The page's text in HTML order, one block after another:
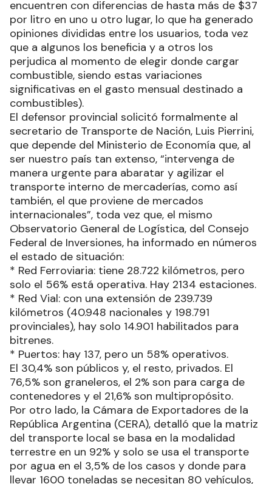
encuentren con diferencias de hasta más de $37
por litro en uno u otro lugar, lo que ha generado
opiniones divididas entre los usuarios, toda vez
que a algunos los beneficia y a otros los
perjudica al momento de elegir donde cargar
combustible, siendo estas variaciones
significativas en el gasto mensual destinado a
combustibles).
El defensor provincial solicitó formalmente al
secretario de Transporte de Nación, Luis Pierrini,
que depende del Ministerio de Economía que, al
ser nuestro país tan extenso, “intervenga de
manera urgente para abaratar y agilizar el
transporte interno de mercaderías, como así
también, el que proviene de mercados
internacionales”, toda vez que, el mismo
Observatorio General de Logística, del Consejo
Federal de Inversiones, ha informado en números
el estado de situación:
* Red Ferroviaria: tiene 28.722 kilómetros, pero
solo el 56% está operativa. Hay 2134 estaciones.
* Red Vial: con una extensión de 239.739
kilómetros (40.948 nacionales y 198.791
provinciales), hay solo 14.901 habilitados para
bitrenes.
* Puertos: hay 137, pero un 58% operativos.
El 30,4% son públicos y, el resto, privados. El
76,5% son graneleros, el 2% son para carga de
contenedores y el 21,6% son multipropósito.
Por otro lado, la Cámara de Exportadores de la
República Argentina (CERA), detalló que la matriz
del transporte local se basa en la modalidad
terrestre en un 92% y solo se usa el transporte
por agua en el 3,5% de los casos y donde para
llevar 1600 toneladas se necesitan 80 vehículos,